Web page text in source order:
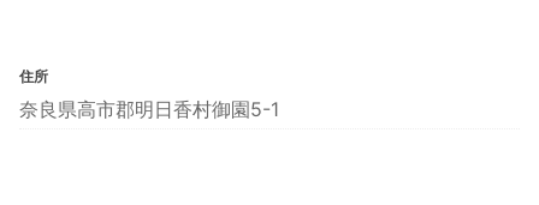
住所
奈良県高市郡明日香村御園5-1